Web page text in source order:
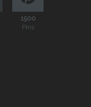
1500
Pins